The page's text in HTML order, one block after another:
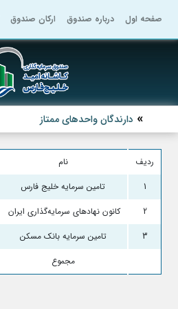
صفحه اول درباره صندوق ارکان صندوق
دارندگان واحدهای ممتاز
ردیف نام
1
تامین سرمایه خلیج فارس
2
کانون نهادهای سرمایه‌گذاری ایران
3
تامین سرمایه بانک مسکن
مجموع